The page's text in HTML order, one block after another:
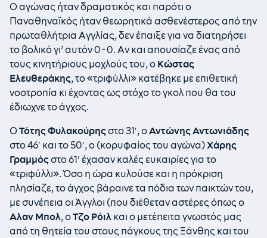
Ο αγώνας ήταν δραματικός και παρότι ο
Παναθηναϊκός ήταν θεωρητικά ασθενέστερος από την
πρωταθλήτρια Αγγλίας, δεν έπαιξε για να διατηρήσει
το βολικό γι’ αυτόν 0-0. Αν και απουσίαζε ένας από
τους κινητήριους μοχλούς του, ο Κώστας
Ελευθεράκης, το «τριφύλλι» κατέβηκε με επιθετική
νοοτροπία κι έχοντας ως στόχο το γκολ που θα του
έδιωχνε το άγχος.
ΟΤότης Φυλακούρηςστο 31′, οΑντώνης Αντωνιάδης
στο 46′ και το 50′, ο (κορυφαίος του αγώνα)Χάρης
Γραμμόςστο 61′ έχασαν καλές ευκαιρίες για το
«τριφύλλι». Όσο η ώρα κυλούσε και η πρόκριση
πλησίαζε, το άγχος βάραινε τα πόδια των παικτών του,
με συνέπεια οι Άγγλοι (που διέθεταν αστέρες όπως ο
Αλαν Μπολ, οΤζο Ρόιλ και ο μετέπειτα γνωστός μας
από τη θητεία του στους πάγκους της Ξάνθης και του